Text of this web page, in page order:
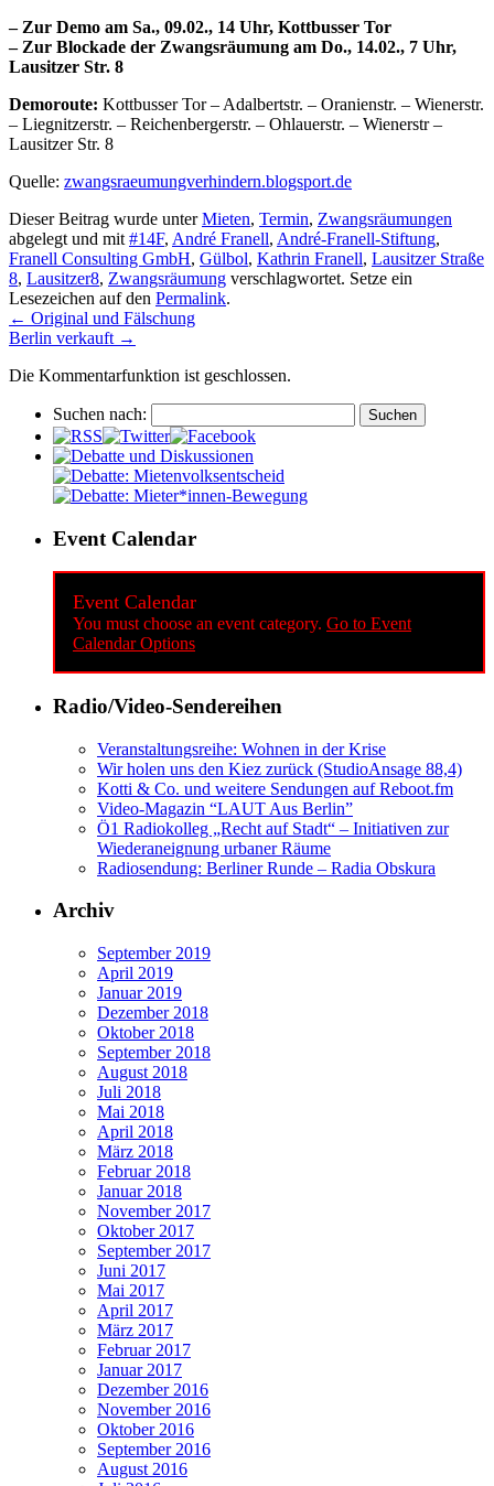
– Zur Demo am Sa., 09.02., 14 Uhr, Kottbusser Tor
– Zur Blockade der Zwangsräumung am Do., 14.02., 7 Uhr,
Lausitzer Str. 8
Demoroute: Kottbusser Tor – Adalbertstr. – Oranienstr. – Wienerstr.
– Liegnitzerstr. – Reichenbergerstr. – Ohlauerstr. – Wienerstr –
Lausitzer Str. 8
Quelle: zwangsraeumungverhindern.blogsport.de
Dieser Beitrag wurde unterMieten, Termin, Zwangsräumungen
abgelegt und mit #14F, André Franell, André-Franell-Stiftung,
Franell Consulting GmbH, Gülbol, Kathrin Franell, Lausitzer Straße
8, Lausitzer8, Zwangsräumung verschlagwortet. Setze ein
Lesezeichen auf den Permalink.
← Original und Fälschung
Berlin verkauft →
Die Kommentarfunktion ist geschlossen.
Suchen nach:
Event Calendar
Event Calendar
You must choose an event category. Go to Event
Calendar Options
Radio/Video-Sendereihen
Veranstaltungsreihe: Wohnen in der Krise
Wir holen uns den Kiez zurück (StudioAnsage 88,4)
Kotti & Co. und weitere Sendungen auf Reboot.fm
Video-Magazin “LAUT Aus Berlin”
Ö1 Radiokolleg „Recht auf Stadt“ – Initiativen zur
Wiederaneignung urbaner Räume
Radiosendung: Berliner Runde – Radia Obskura
Archiv
September 2019
April 2019
Januar 2019
Dezember 2018
Oktober 2018
September 2018
August 2018
Juli 2018
Mai 2018
April 2018
März 2018
Februar 2018
Januar 2018
November 2017
Oktober 2017
September 2017
Juni 2017
Mai 2017
April 2017
März 2017
Februar 2017
Januar 2017
Dezember 2016
November 2016
Oktober 2016
September 2016
August 2016